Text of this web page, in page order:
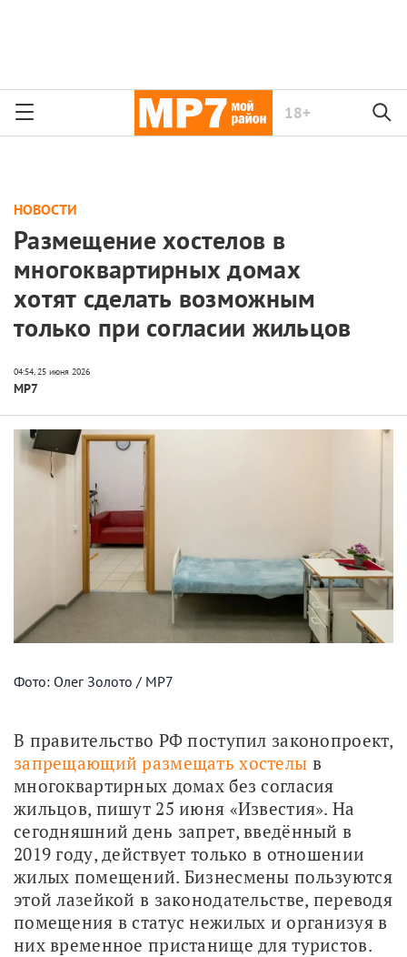
18+
НОВОСТИ
Размещение хостелов в
многоквартирных домах
хотят сделать возможным
только при согласии жильцов
МР7
Фото: Олег Золото / МР7
запрещающий размещать хостелы в
многоквартирных домах без согласия
жильцов, пишут 25 июня «Известия». На
сегодняшний день запрет, введённый в
2019 году, действует только в отношении
жилых помещений. Бизнесмены пользуются
этой лазейкой в законодательстве, переводя
помещения в статус нежилых и организуя в
них временное пристанище для туристов.